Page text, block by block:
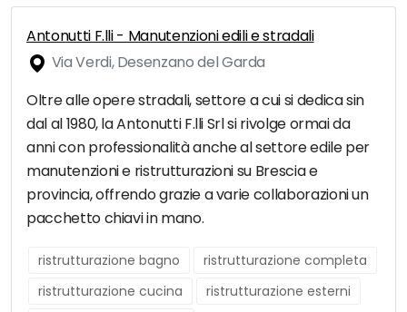
Antonutti F.lli - Manutenzioni edili e stradali
Via Verdi, Desenzano del Garda
Oltre alle opere stradali, settore a cui si dedica sin
dal al 1980, la Antonutti F.lli Srl si rivolge ormai da
anni con professionalità anche al settore edile per
manutenzioni e ristrutturazioni su Brescia e
provincia, offrendo grazie a varie collaborazioni un
pacchetto chiavi in mano.
ristrutturazione bagno
ristrutturazione completa
ristrutturazione cucina
ristrutturazione esterni